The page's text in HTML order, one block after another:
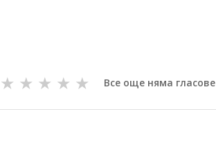
★
★
★
★
★ Все още няма гласове